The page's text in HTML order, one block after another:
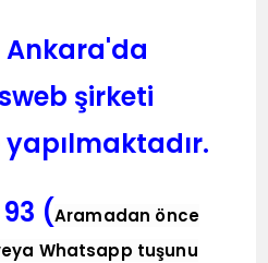
Ankara'da
şirketi
93 (Aramadan önce
Whatsapp tuşunu